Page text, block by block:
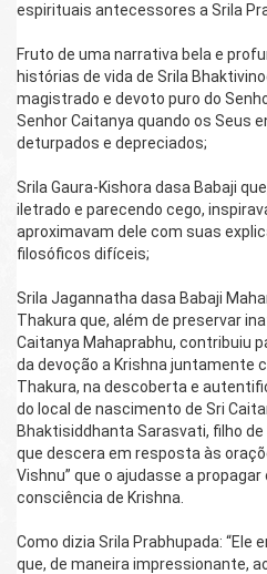
espirituais antecessores a Srila
Fruto de uma narrativa bela e
histórias de vida de Srila
magistrado e devoto puro do
Senhor Caitanya quando os Seus
deturpados e depreciados;
Srila Gaura-Kishora dasa Babaji
iletrado e parecendo cego,
aproximavam dele com suas
filosóficos difíceis;
Srila Jagannatha dasa Babaji
Thakura que, além de preservar
Caitanya Mahaprabhu, contribuiu
da devoção a Krishna juntamente
Thakura, na descoberta e
do local de nascimento de Sri
Bhaktisiddhanta Sarasvati, filho
que descera em resposta às
Vishnu” que o ajudasse a
consciência de Krishna.
Como dizia Srila Prabhupada: “Ele
que, de maneira impressionante,